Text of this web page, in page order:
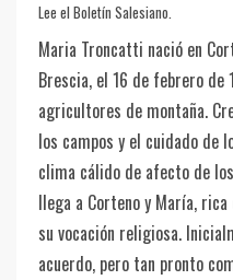
Lee el Boletín Salesiano.
Maria Troncatti nació en
Brescia, el 16 de febrero
agricultores de montaña.
los campos y el cuidado de
clima cálido de afecto de
llega a Corteno y María,
su vocación religiosa.
acuerdo, pero tan pronto